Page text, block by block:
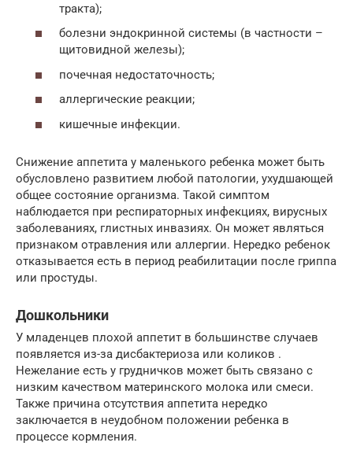
тракта);
болезни эндокринной системы (в частности –
щитовидной железы);
почечная недостаточность;
аллергические реакции;
кишечные инфекции.
Снижение аппетита у маленького ребенка может быть
обусловлено развитием любой патологии, ухудшающей
общее состояние организма. Такой симптом
наблюдается при респираторных инфекциях, вирусных
заболеваниях, глистных инвазиях. Он может являться
признаком отравления или аллергии. Нередко ребенок
отказывается есть в период реабилитации после гриппа
или простуды.
Дошкольники
У младенцев плохой аппетит в большинстве случаев
появляется из-за дисбактериоза или коликов ️.
Нежелание есть у грудничков может быть связано с
низким качеством материнского молока или смеси.
Также причина отсутствия аппетита нередко
заключается в неудобном положении ребенка в
процессе кормления.